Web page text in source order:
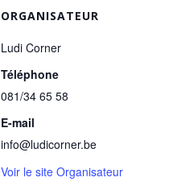
ORGANISATEUR
Ludi Corner
Téléphone
081/34 65 58
E-mail
info@ludicorner.be
Voir le site Organisateur